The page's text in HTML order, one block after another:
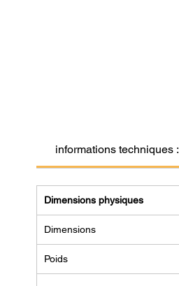
informations techniques :
Dimensions physiques
Dimensions
Poids